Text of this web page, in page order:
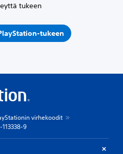
tukeen
tukeen
virhekoodit
113338-9